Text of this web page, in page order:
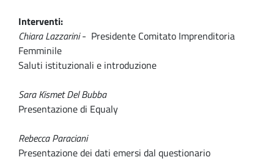
Interventi:
Chiara Lazzarini- Presidente Comitato Imprenditoria
Femminile
Saluti istituzionali e introduzione
Sara Kismet Del Bubba
Presentazione di Equaly
Rebecca Paraciani
Presentazione dei dati emersi dal questionario